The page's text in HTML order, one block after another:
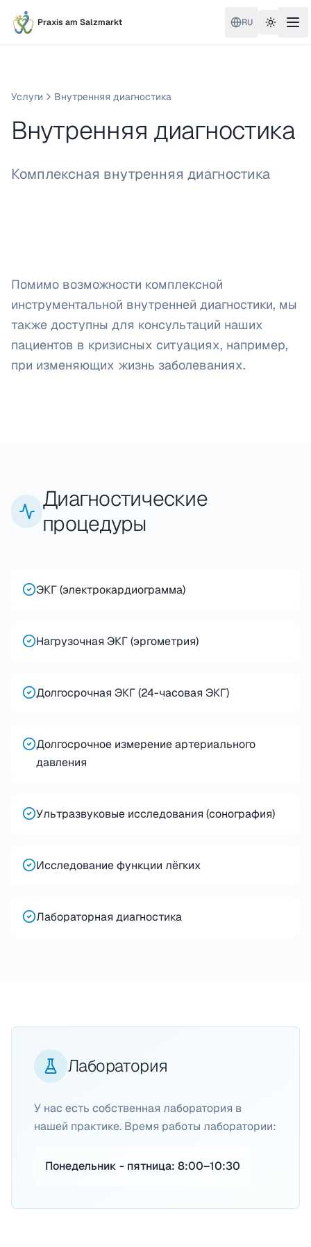
Praxis am Salzmarkt RU Toggle
Услуги Внутренняя диагностика
Внутренняя диагностика
Комплексная внутренняя диагностика
Помимо возможности комплексной
инструментальной внутренней диагностики, мы
также доступны для консультаций наших
пациентов в кризисных ситуациях, например,
при изменяющих жизнь заболеваниях.
Диагностические
процедуры
ЭКГ (электрокардиограмма)
Нагрузочная ЭКГ (эргометрия)
Долгосрочная ЭКГ (24-часовая ЭКГ)
Долгосрочное измерение артериального
давления
Ультразвуковые исследования (сонография)
Исследование функции лёгких
Лабораторная диагностика
Лаборатория
У нас есть собственная лаборатория в
нашей практике. Время работы лаборатории:
Понедельник - пятница: 8:00–10:30